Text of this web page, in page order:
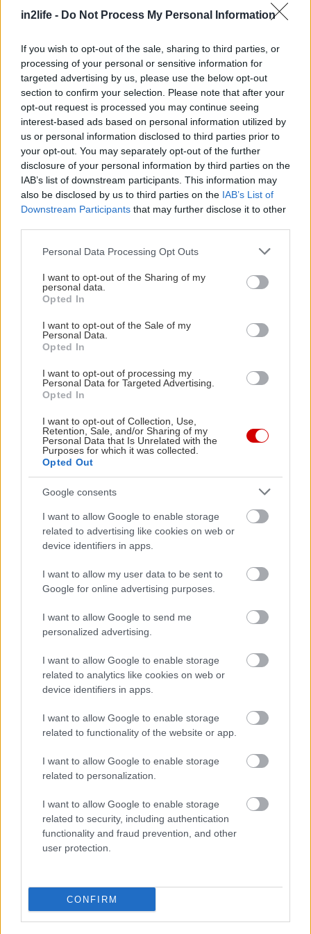
in2life - Do Not Process My Personal Information
If you wish to opt-out of the sale, sharing to third parties, or
processing of your personal or sensitive information for
targeted advertising by us, please use the below opt-out
section to confirm your selection. Please note that after your
opt-out request is processed you may continue seeing
interest-based ads based on personal information utilized by
us or personal information disclosed to third parties prior to
your opt-out. You may separately opt-out of the further
disclosure of your personal information by third parties on the
IAB’s list of downstream participants. This information may
also be disclosed by us to third parties on the IAB’s List of
Downstream Participants that may further disclose it to other
Please note that this website/app uses one or more Google
not limited to your visit or usage behaviour. You may click to
grant or deny consent to Google and its third-party tags to
use your data for below specified purposes in below Google
consent section.
Personal Data Processing Opt Outs
I want to opt-out of the Sharing of my
personal data.
Opted In
I want to opt-out of the Sale of my
Personal Data.
Opted In
I want to opt-out of processing my
Personal Data for Targeted Advertising.
Opted In
I want to opt-out of Collection, Use,
Retention, Sale, and/or Sharing of my
Personal Data that Is Unrelated with the
Purposes for which it was collected.
Opted Out
Google consents
I want to allow Google to enable storage
related to advertising like cookies on web or
device identifiers in apps.
I want to allow my user data to be sent to
Google for online advertising purposes.
I want to allow Google to send me
personalized advertising.
I want to allow Google to enable storage
related to analytics like cookies on web or
device identifiers in apps.
I want to allow Google to enable storage
related to functionality of the website or app.
I want to allow Google to enable storage
related to personalization.
I want to allow Google to enable storage
related to security, including authentication
functionality and fraud prevention, and other
user protection.
CONFIRM
Όταν παραγγέλνετε όλοι μαζί ντελίβερι, δίνεις το
σου σε «αυτόν που μαζεύει τα λεφτά», ο οποίος
είναι στο μυαλό σου και το κορόιδο που βάζει το
τιπ του ντελιβερά.